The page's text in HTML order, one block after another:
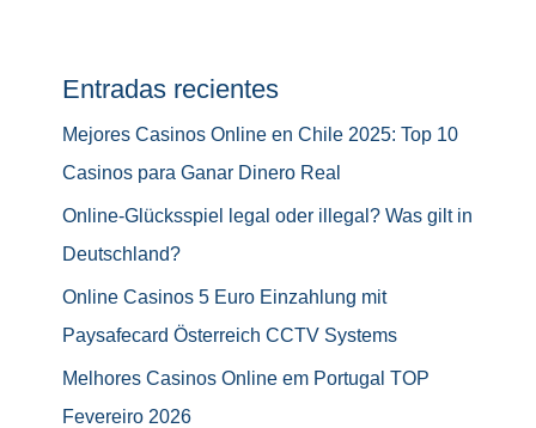
Entradas recientes
Mejores Casinos Online en Chile 2025: Top 10
Casinos para Ganar Dinero Real
Online-Glücksspiel legal oder illegal? Was gilt in
Deutschland?
Online Casinos 5 Euro Einzahlung mit
Paysafecard Österreich CCTV Systems
Melhores Casinos Online em Portugal TOP
Fevereiro 2026